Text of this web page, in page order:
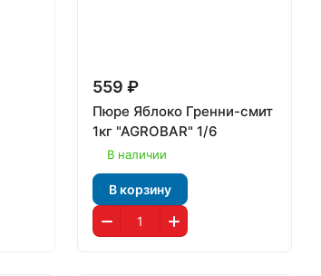
559 ₽
Пюре Яблоко Гренни-смит
1кг "AGROBAR" 1/6
В наличии
В корзину